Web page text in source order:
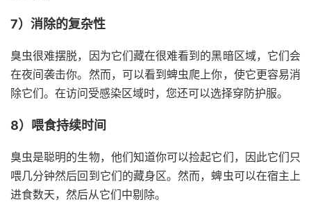
7）消除的复杂性
臭虫很难摆脱，因为它们藏在很难看到的黑暗区域，它们会
在夜间袭击你。然而，可以看到蜱虫爬上你，使它更容易消
除它们。在访问受感染区域时，您还可以选择穿防护服。
8）喂食持续时间
臭虫是聪明的生物，他们知道你可以捡起它们，因此它们只
喂几分钟然后回到它们的藏身区。然而，蜱虫可以在宿主上
进食数天，然后从它们中剔除。